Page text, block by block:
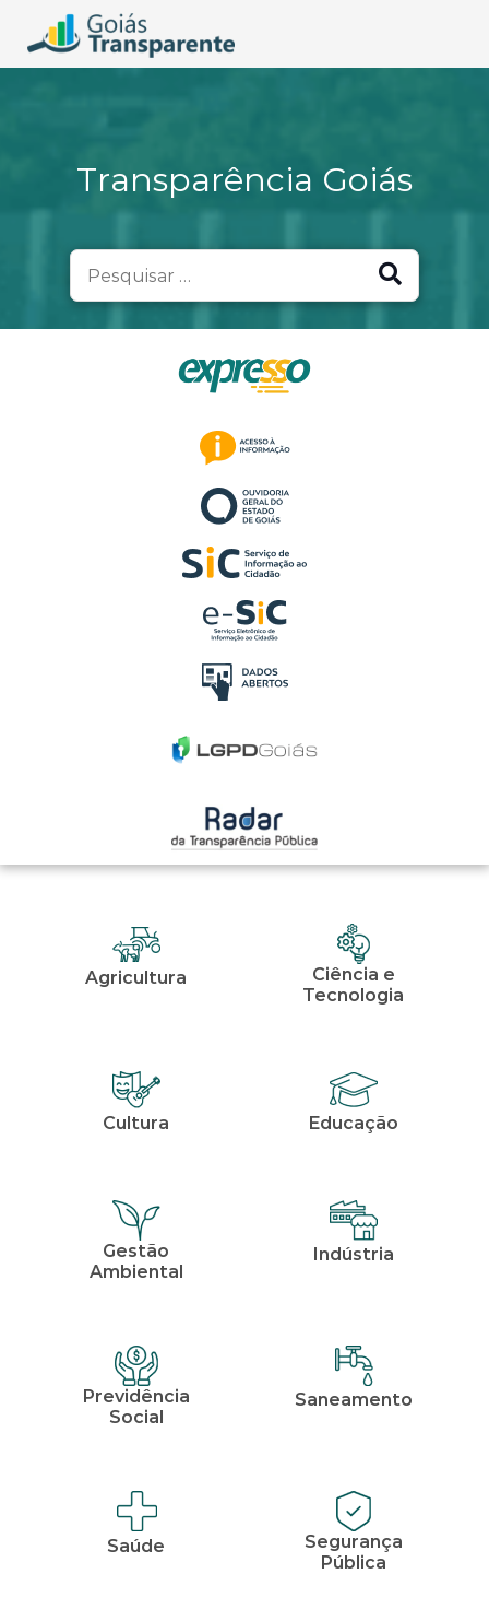
Transparência Goiás
Search
for:
Agricultura
Ciência e
Tecnologia
Cultura Educação
Gestão
Ambiental
Indústria
Previdência
Social
Saneamento
Saúde
Segurança
Pública